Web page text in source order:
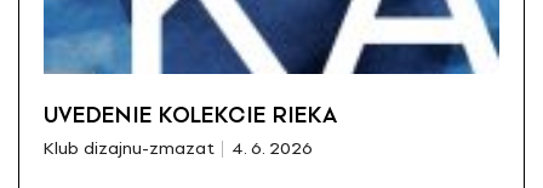
UVEDENIE KOLEKCIE RIEKA
Klub dizajnu-zmazat 4. 6. 2026